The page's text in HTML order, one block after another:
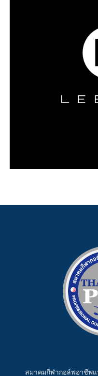
สมาคมกีฬากอล์ฟอาชีพแ